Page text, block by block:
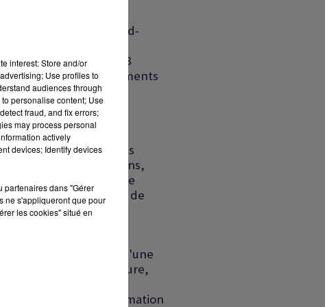
du
la
la
Islamabad-
France : 8
départements
en...
Liban-
échec des
discussions,
un proche
présumé de
la DZ...
l'espoir d'une
réouverture,
désinformation
interest: Store and/or
Use profiles to
audiences through
personalise content; Use
fraud, and fix errors;
may process personal
actively
devices; Identify devices
partenaires dans "Gérer
ne s'appliqueront que pour
les cookies" situé en